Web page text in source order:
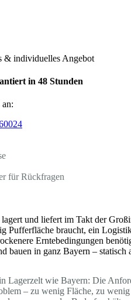
& individuelles Angebot
in 48 Stunden
für Rückfragen
und liefert im Takt der
Pufferfläche braucht, ein
Erntebedingungen
bauen in ganz Bayern –
Lagerzelt wie Bayern: Die
– zu wenig Fläche, zu